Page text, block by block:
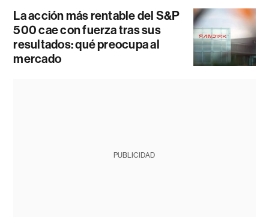
La acción más rentable del S&P
500 cae con fuerza tras sus
resultados: qué preocupa al
mercado
PUBLICIDAD